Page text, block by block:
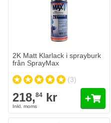
2K Matt Klarlack i sprayburk
från SprayMax
(3)
218,84 kr